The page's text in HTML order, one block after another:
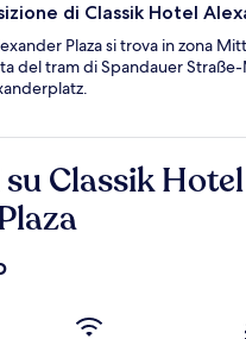
di Classik Hotel
Plaza si trova in zona
del tram di Spandauer
Classik Hotel